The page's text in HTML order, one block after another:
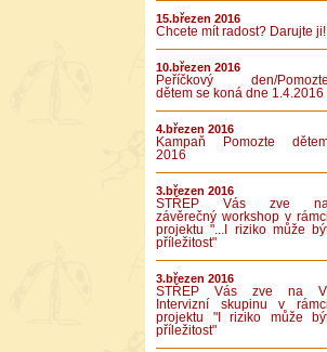
15.březen 2016
Chcete mít radost? Darujte ji!
10.březen 2016
Peříčkový den/Pomozte
dětem se koná dne 1.4.2016
4.březen 2016
Kampaň Pomozte
2016
3.březen 2016
STŘEP Vás zve na
závěrečný workshop v rámci
projektu "...I riziko může
příležitost"
3.březen 2016
STŘEP Vás zve na V.
Intervizní skupinu v rámci
projektu "I riziko může
příležitost"